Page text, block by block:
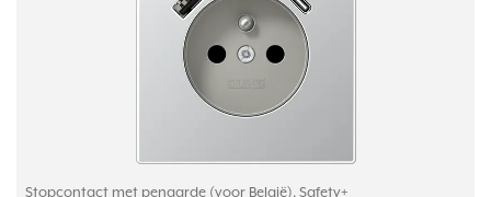
Stopcontact met penaarde (voor België), Safety+